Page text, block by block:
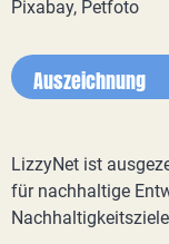
Pixabay, Petfoto
Auszeichnung
LizzyNet ist
für nachhaltige